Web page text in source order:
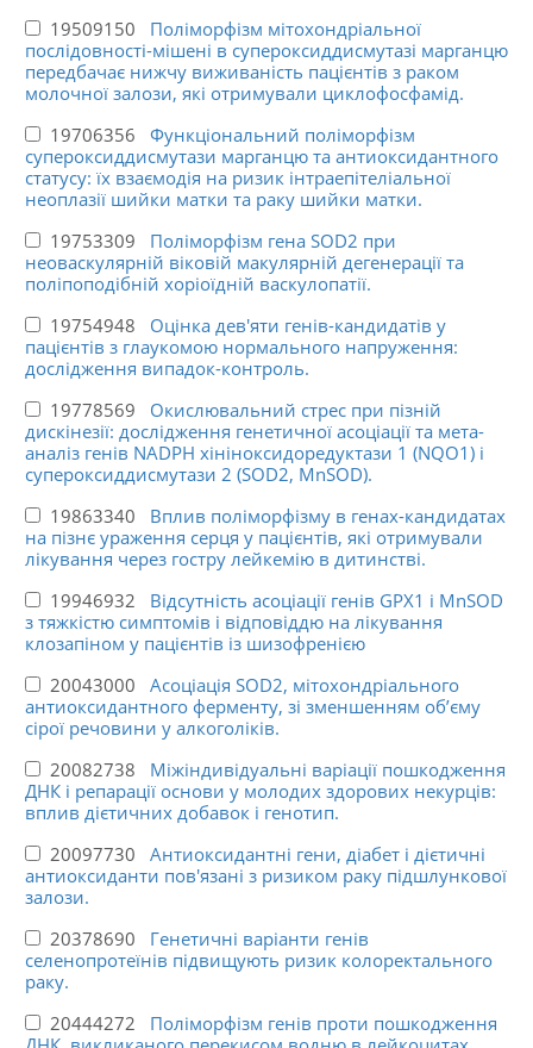
19509150 Поліморфізм мітохондріальної
послідовності-мішені в супероксиддисмутазі марганцю
передбачає нижчу виживаність пацієнтів з раком
молочної залози, які отримували циклофосфамід.
19706356 Функціональний поліморфізм
супероксиддисмутази марганцю та антиоксидантного
статусу: їх взаємодія на ризик інтраепітеліальної
неоплазії шийки матки та раку шийки матки.
19753309 Поліморфізм гена SOD2 при
неоваскулярній віковій макулярній дегенерації та
поліпоподібній хоріоїдній васкулопатії.
19754948 Оцінка дев'яти генів-кандидатів у
пацієнтів з глаукомою нормального напруження:
дослідження випадок-контроль.
19778569 Окислювальний стрес при пізній
дискінезії: дослідження генетичної асоціації та мета-
аналіз генів NADPH хініноксидоредуктази 1 (NQO1) і
супероксиддисмутази 2 (SOD2, MnSOD).
19863340 Вплив поліморфізму в генах-кандидатах
на пізнє ураження серця у пацієнтів, які отримували
лікування через гостру лейкемію в дитинстві.
19946932 Відсутність асоціації генів GPX1 і MnSOD
з тяжкістю симптомів і відповіддю на лікування
клозапіном у пацієнтів із шизофренією
20043000 Асоціація SOD2, мітохондріального
антиоксидантного ферменту, зі зменшенням об’єму
сірої речовини у алкоголіків.
20082738 Міжіндивідуальні варіації пошкодження
ДНК і репарації основи у молодих здорових некурців:
вплив дієтичних добавок і генотип.
20097730 Антиоксидантні гени, діабет і дієтичні
антиоксиданти пов'язані з ризиком раку підшлункової
залози.
20378690 Генетичні варіанти генів
селенопротеїнів підвищують ризик колоректального
раку.
20444272 Поліморфізм генів проти пошкодження